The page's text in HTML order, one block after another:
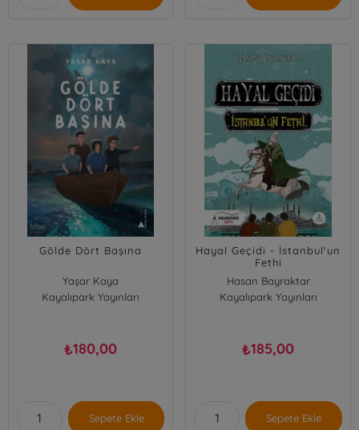
Gölde Dört Başına
Yaşar Kaya
Kayalıpark Yayınları
₺180,00
Sepete Ekle
Hayal Geçidi - İstanbul'un
Fethi
Hasan Bayraktar
Kayalıpark Yayınları
₺185,00
Sepete Ekle